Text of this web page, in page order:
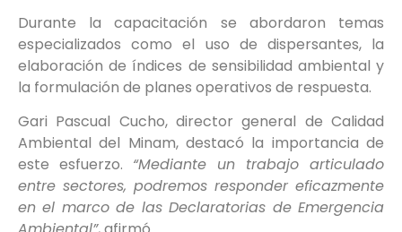
Durante la capacitación se abordaron temas
especializados como el uso de dispersantes, la
elaboración de índices de sensibilidad ambiental y
la formulación de planes operativos de respuesta.
Gari Pascual Cucho, director general de Calidad
Ambiental del Minam, destacó la importancia de
este esfuerzo. “Mediante un trabajo articulado
entre sectores, podremos responder eficazmente
en el marco de las Declaratorias de Emergencia